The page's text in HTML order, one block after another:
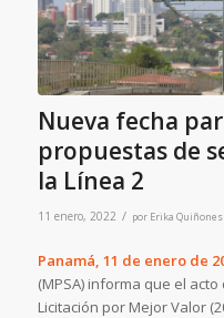
Nueva fecha
propuestas de
la Línea 2
11 enero, 2022 / por Erika Quiñones
Panamá, 11 de enero de
(MPSA) informa que el
Licitación por Mejor Valor